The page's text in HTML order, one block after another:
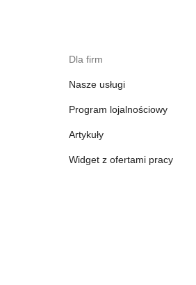
Dla firm
Nasze usługi
Program lojalnościowy
Artykuły
Widget z ofertami pracy